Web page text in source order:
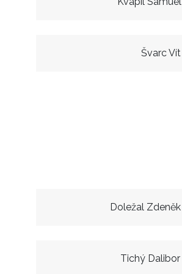
Švarc Vít
Doležal Zdeněk
Tichý Dalibor